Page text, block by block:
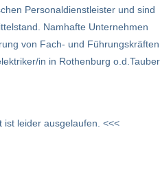
Personaldienstleister und sind
Namhafte Unternehmen
von Fach- und Führungskräften
in in Rothenburg o.d.Tauber
ist leider ausgelaufen. <<<